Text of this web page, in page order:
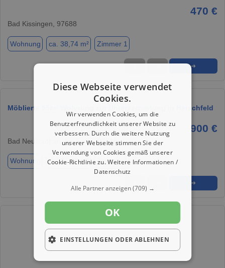
470 €
Bad Kissingen, 97688
Wohnung ca. 38,74 m² Zimmer 1
★ ➦ ➜
Möblierte 55m² Wohnung zur Untervermietung in Herschfeld
900 €
Bad Neustadt an der Saale, 97616
Wohnung ca. 55,00 m² Zimmer 1
➜
Diese Webseite verwendet
Cookies.
Wir verwenden Cookies, um die
Benutzerfreundlichkeit unserer Website zu
verbessern. Durch die weitere Nutzung
unserer Webseite stimmen Sie der
Verwendung von Cookies gemäß unserer
Cookie-Richtlinie zu.Weitere Informationen /
Datenschutz
Alle Partner anzeigen(709) →
OK
EINSTELLUNGEN ODER ABLEHNEN